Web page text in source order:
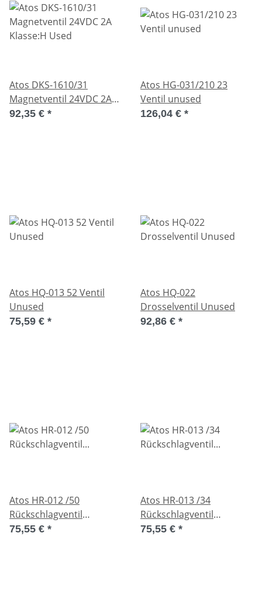
Atos DKS-1610/31
Magnetventil 24VDC 2A
Klasse:H Used
92,35 € *
Atos HG-031/210 23
Ventil unused
126,04 € *
Atos HQ-013 52 Ventil
Unused
75,59 € *
Atos HQ-022
Drosselventil Unused
92,86 € *
Atos HR-012 /50
Rückschlagventil
Zwischenplattenventil
75,55 € *
Atos HR-013 /34
Rückschlagventil
Zwischenplattenventil
75,55 € *